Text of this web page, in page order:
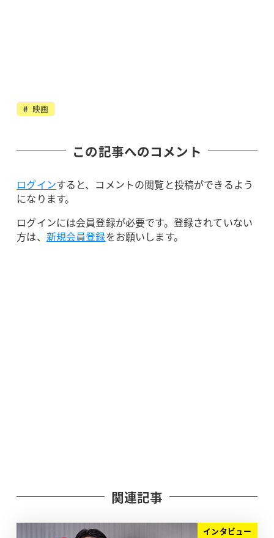
映画
この記事へのコメント
ログインすると、コメントの閲覧と投稿ができるよう
になります。
ログインには会員登録が必要です。登録されていない
方は、 新規会員登録をお願いします。
関連記事
インタビュー